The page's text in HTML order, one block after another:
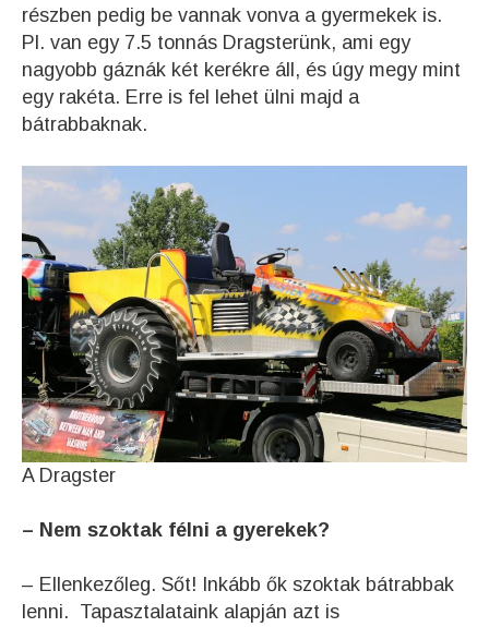
részben pedig be vannak vonva a gyermekek is.
Pl. van egy 7.5 tonnás Dragsterünk, ami egy
nagyobb gáznák két kerékre áll, és úgy megy mint
egy rakéta. Erre is fel lehet ülni majd a
bátrabbaknak.
A Dragster
– Nem szoktak félni a gyerekek?
– Ellenkezőleg. Sőt! Inkább ők szoktak bátrabbak
lenni. Tapasztalataink alapján azt is